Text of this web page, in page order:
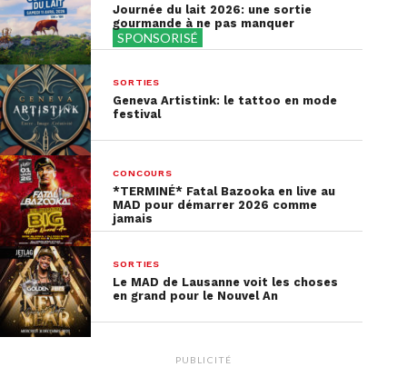
découvertes de saveurs inédites, « Le Palais
Gourmand » promet de satisfaire les palais les
plus exigeants. Un rendez-vous à ne pas manquer
pour lesgourmets en quête de nouvelles
expériences
culinaires.
Quand?dimanche 12 novembre 2023
Où?Palais de Rumine (Muséum cantonal des
sciences naturelles – Musée cantonal
d’archéologie et d’histoire)
Journée du lait 2026: une sortie
gourmande à ne pas manquer
SPONSORISÉ
SORTIES
Geneva Artistink: le tattoo en mode
festival
CONCOURS
*TERMINÉ* Fatal Bazooka en live au
MAD pour démarrer 2026 comme
jamais
SORTIES
Le MAD de Lausanne voit les choses
en grand pour le Nouvel An
PUBLICITÉ